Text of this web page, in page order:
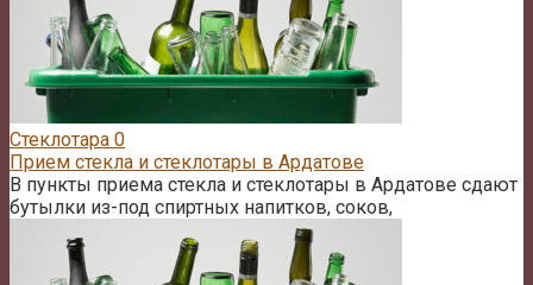
Стеклотара 0
Прием стекла и стеклотары в Ардатове
В пункты приема стекла и стеклотары в Ардатове сдают
бутылки из-под спиртных напитков, соков,